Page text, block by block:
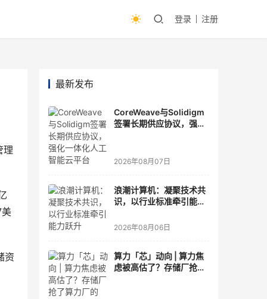
登录 注册
理
资
最新发布
CoreWeave与Solidigm
签署长期供应协议，强化
2026年08月07日
浪潮计算机：凝聚技术共
识，以行业标准牵引能力
2026年08月06日
算力「芯」动向 | 算力焦
虑被高估了？存储厂抢了